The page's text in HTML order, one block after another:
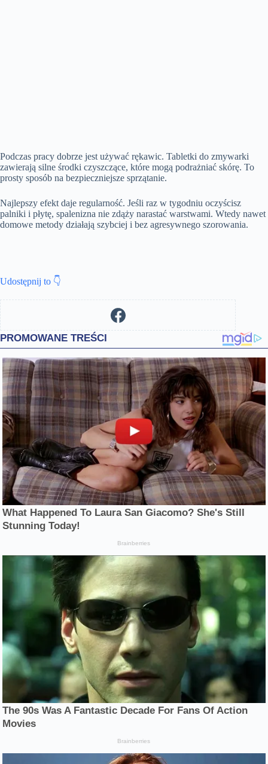
Podczas pracy dobrze jest używać rękawic. Tabletki do zmywarki
zawierają silne środki czyszczące, które mogą podrażniać skórę. To
prosty sposób na bezpieczniejsze sprzątanie.
Najlepszy efekt daje regularność. Jeśli raz w tygodniu oczyścisz
palniki i płytę, spalenizna nie zdąży narastać warstwami. Wtedy nawet
domowe metody działają szybciej i bez agresywnego szorowania.
Udostępnij to 👇